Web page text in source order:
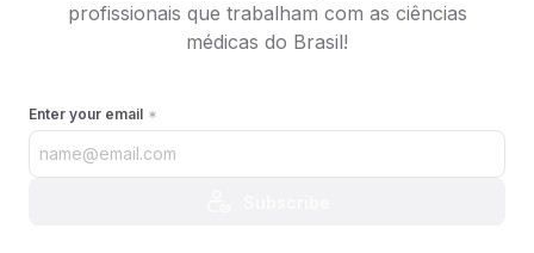
profissionais que trabalham com as ciências
médicas do Brasil!
Enter your email